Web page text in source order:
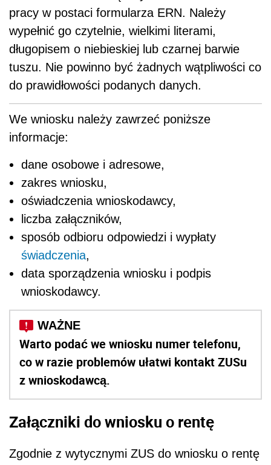
pracy w postaci formularza ERN. Należy
wypełnić go czytelnie, wielkimi literami,
długopisem o niebieskiej lub czarnej barwie
tuszu. Nie powinno być żadnych wątpliwości co
do prawidłowości podanych danych.
We wniosku należy zawrzeć poniższe
informacje:
dane osobowe i adresowe,
zakres wniosku,
oświadczenia wnioskodawcy,
liczba załączników,
sposób odbioru odpowiedzi i wypłaty
świadczenia,
data sporządzenia wniosku i podpis
wnioskodawcy.
Warto podać we wniosku numer telefonu,
co w razie problemów ułatwi kontakt ZUSu
z wnioskodawcą.
Załączniki do wniosku o rentę
Zgodnie z wytycznymi ZUS do wniosku o rentę